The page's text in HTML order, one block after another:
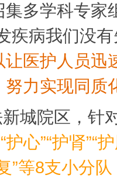
多学科专家
疾病我们没
医护人员迅
力实现同质
城院区，针
护心”“护肾”“
”等8支小分队